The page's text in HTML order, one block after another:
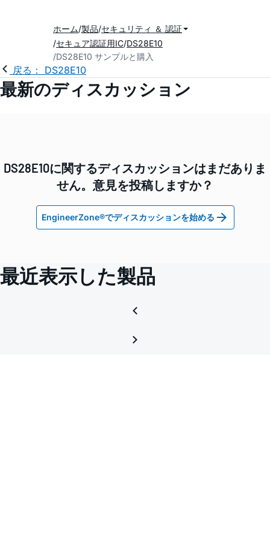
ホーム 製品 セキュリティ ＆ 認証
セキュア認証用IC DS28E10
DS28E10 サンプルと購入
戻る： DS28E10
最新のディスカッション
DS28E10に関するディスカッションはまだありま
せん。意見を投稿しますか？
EngineerZone®でディスカッションを始める
最近表示した製品